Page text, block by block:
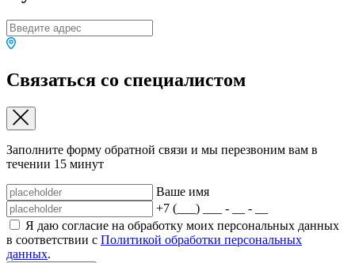
Связаться со специалистом
Заполните форму обратной связи и мы перезвоним вам в
течении 15 минут
Ваше имя
+7 (___) ___ - __ - __
Я даю согласие на обработку моих персональных данных
в соответствии с Политикой обработки персональных
данных.